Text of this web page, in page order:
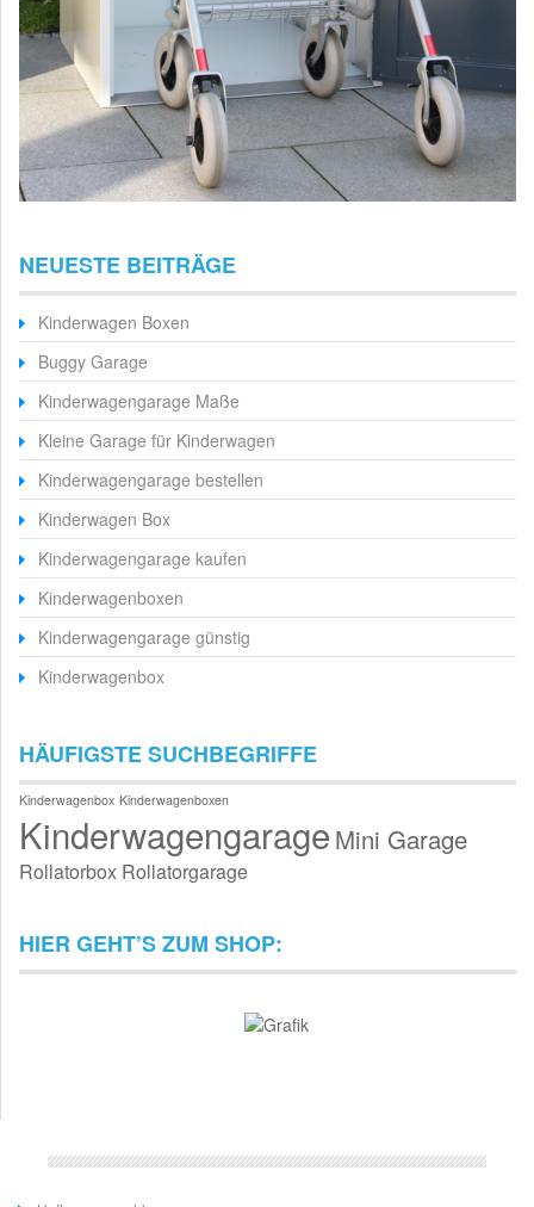
NEUESTE BEITRÄGE
Kinderwagen Boxen
Buggy Garage
Kinderwagengarage Maße
Kleine Garage für Kinderwagen
Kinderwagengarage bestellen
Kinderwagen Box
Kinderwagengarage kaufen
Kinderwagenboxen
Kinderwagengarage günstig
Kinderwagenbox
HÄUFIGSTE SUCHBEGRIFFE
Kinderwagenbox Kinderwagenboxen
Kinderwagengarage Mini Garage
Rollatorbox Rollatorgarage
HIER GEHT’S ZUM SHOP: